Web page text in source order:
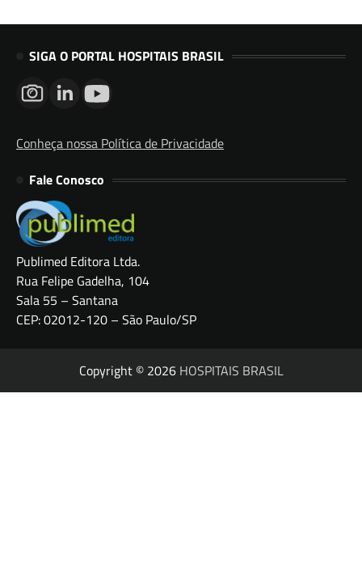
SIGA O PORTAL HOSPITAIS BRASIL
Conheça nossa Política de Privacidade
Fale Conosco
Publimed Editora Ltda.
Rua Felipe Gadelha, 104
Sala 55 – Santana
CEP: 02012-120 – São Paulo/SP
Copyright © 2026 HOSPITAIS BRASIL